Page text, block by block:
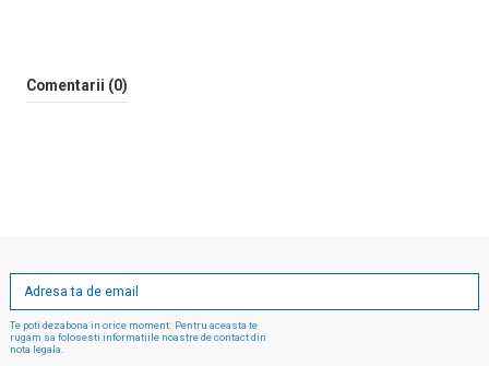
Comentarii (0)
Te poti dezabona in orice moment. Pentru aceasta te
rugam sa folosesti informatiile noastre de contact din
nota legala.